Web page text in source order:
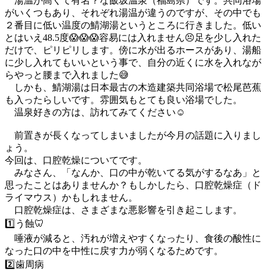
がいくつもあり、それぞれ湯温が違うのですが、その中でも
２番目に低い温度の鯖湖湯というところに行きました。低い
とはいえ48.5度😱😱😱容易には入れません😣足を少し入れた
だけで、ピリピリします。傍に水が出るホースがあり、湯船
に少し入れてもいいという事で、自分の近くに水を入れなが
らやっと腰まで入れました😅
しかも、鯖湖湯は日本最古の木造建築共同浴場で松尾芭蕉
も入ったらしいです。雰囲気もとても良い浴場でした。
温泉好きの方は、訪れてみてください☺️
前置きが長くなってしまいましたが今月の話題に入りまし
ょう。
今回は、口腔乾燥についてです。
みなさん、「なんか、口の中が乾いてる気がするなあ」と
思ったことはありませんか？もしかしたら、口腔乾燥症（ド
ライマウス）かもしれません。
口腔乾燥症は、さまざまな悪影響を引き起こします。
1️⃣う蝕🦷
唾液が減ると、汚れが増えやすくなったり、食後の酸性に
なった口の中を中性に戻す力が弱くなるためです。
2️⃣歯周病